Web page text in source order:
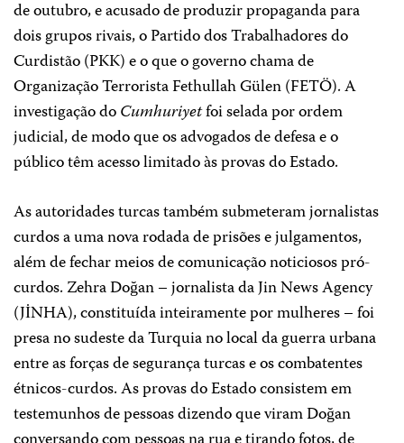
de outubro, e acusado de produzir propaganda para
dois grupos rivais, o Partido dos Trabalhadores do
Curdistão (PKK) e o que o governo chama de
Organização Terrorista Fethullah Gülen (FETÖ). A
investigação doCumhuriyetfoi selada por ordem
judicial, de modo que os advogados de defesa e o
público têm acesso limitado às provas do Estado.
As autoridades turcas também submeteram jornalistas
curdos a uma nova rodada de prisões e julgamentos,
além de fechar meios de comunicação noticiosos pró-
curdos. Zehra Doğan – jornalista da Jin News Agency
(JİNHA), constituída inteiramente por mulheres – foi
presa no sudeste da Turquia no local da guerra urbana
entre as forças de segurança turcas e os combatentes
étnicos-curdos. As provas do Estado consistem em
testemunhos de pessoas dizendo que viram Doğan